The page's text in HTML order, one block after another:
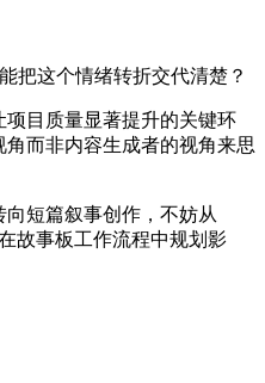
把这个情绪转折交代清楚？
目质量显著提升的关键环
而非内容生成者的视角来思
短篇叙事创作，不妨从
故事板工作流程中规划影